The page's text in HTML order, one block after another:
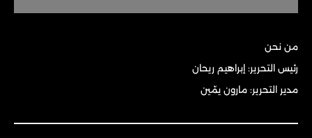
من نحن
رئيس التحرير: إبراهيم ريحان
مدير التحرير: مارون يمّين